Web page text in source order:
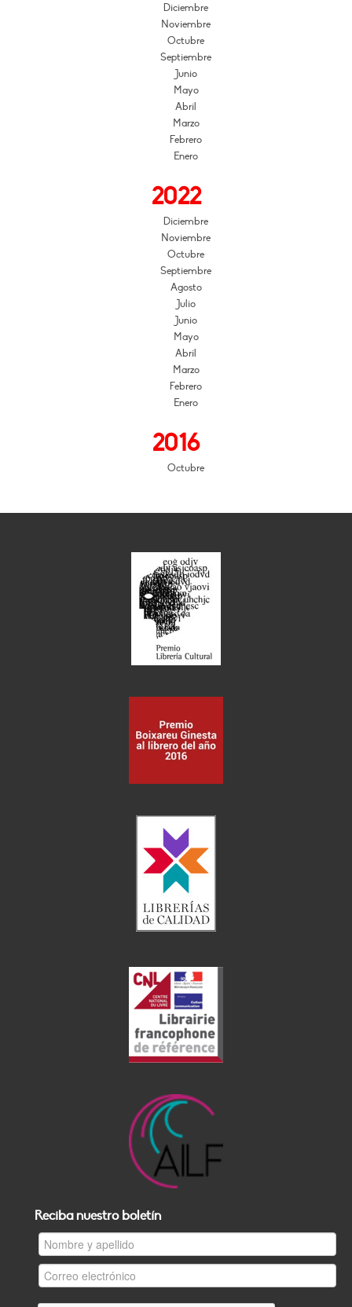
Diciembre
Noviembre
Octubre
Septiembre
Junio
Mayo
Abril
Marzo
Febrero
Enero
2022
Diciembre
Noviembre
Octubre
Septiembre
Agosto
Julio
Junio
Mayo
Abril
Marzo
Febrero
Enero
2016
Octubre
Reciba nuestro boletín